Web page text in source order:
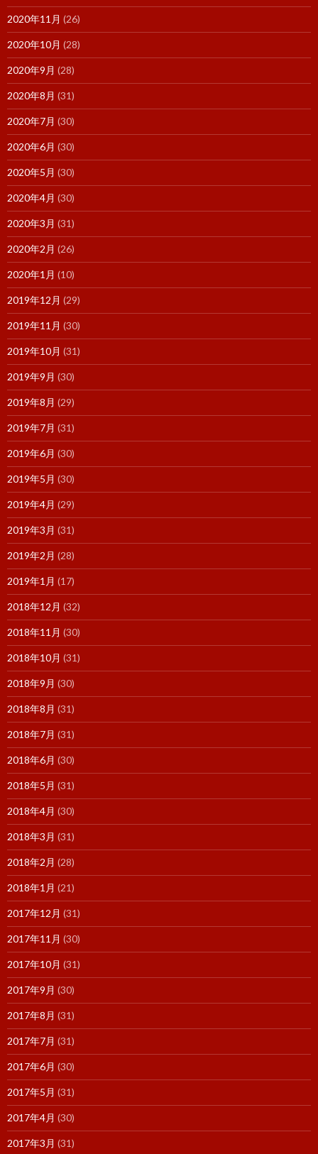
2020年11月 (26)
2020年10月 (28)
2020年9月 (28)
2020年8月 (31)
2020年7月 (30)
2020年6月 (30)
2020年5月 (30)
2020年4月 (30)
2020年3月 (31)
2020年2月 (26)
2020年1月 (10)
2019年12月 (29)
2019年11月 (30)
2019年10月 (31)
2019年9月 (30)
2019年8月 (29)
2019年7月 (31)
2019年6月 (30)
2019年5月 (30)
2019年4月 (29)
2019年3月 (31)
2019年2月 (28)
2019年1月 (17)
2018年12月 (32)
2018年11月 (30)
2018年10月 (31)
2018年9月 (30)
2018年8月 (31)
2018年7月 (31)
2018年6月 (30)
2018年5月 (31)
2018年4月 (30)
2018年3月 (31)
2018年2月 (28)
2018年1月 (21)
2017年12月 (31)
2017年11月 (30)
2017年10月 (31)
2017年9月 (30)
2017年8月 (31)
2017年7月 (31)
2017年6月 (30)
2017年5月 (31)
2017年4月 (30)
2017年3月 (31)